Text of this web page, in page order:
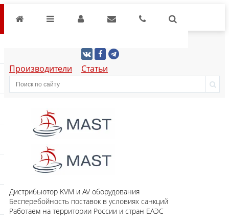
Производители Статьи
Дистрибьютор KVM и AV оборудования
Бесперебойность поставок в условиях санкций
Работаем на территории России и стран ЕАЭС